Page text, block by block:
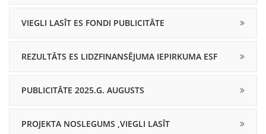
VIEGLI LASĪT ES FONDI PUBLICITĀTE
REZULTĀTS ES LIDZFINANSĒJUMA IEPIRKUMA ESF
PUBLICITĀTE 2025.G. AUGUSTS
PROJEKTA NOSLEGUMS ,VIEGLI LASĪT